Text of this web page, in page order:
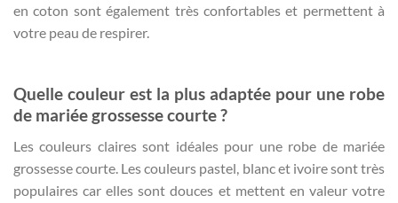
en coton sont également très confortables et permettent à
votre peau de respirer.
Quelle couleur est la plus adaptée pour une robe
de mariée grossesse courte ?
Les couleurs claires sont idéales pour une robe de mariée
grossesse courte. Les couleurs pastel, blanc et ivoire sont très
populaires car elles sont douces et mettent en valeur votre